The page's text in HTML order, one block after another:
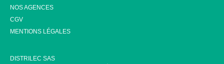
NOS AGENCES
CGV
MENTIONS LÉGALES
DISTRILEC SAS